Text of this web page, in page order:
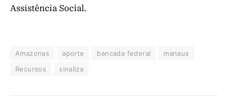
Assistência Social.
Amazonas aporte bancada federal
manaus
Recursos
sinaliza